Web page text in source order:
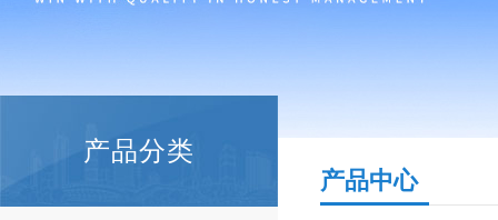
产品分类
产品中心